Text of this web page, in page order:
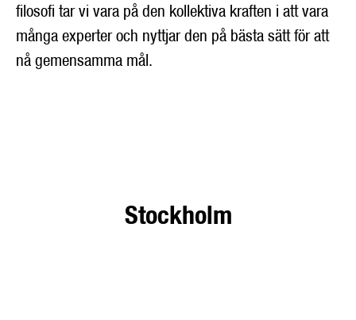
filosofi tar vi vara på den kollektiva kraften i att vara
många experter och nyttjar den på bästa sätt för att
nå gemensamma mål.
Stockholm